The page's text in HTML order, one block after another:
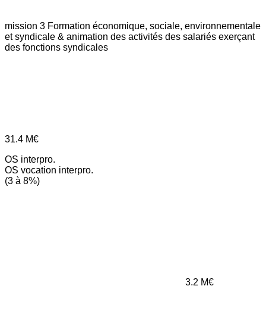
mission 3 Formation économique, sociale, environnementale
et syndicale & animation des activités des salariés exerçant
des fonctions syndicales
31.4 M€
OS interpro.
OS vocation interpro.
(3 à 8%)
3.2 M€